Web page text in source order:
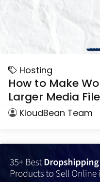
Hosting
How to Make
Larger Media
KloudBean Team